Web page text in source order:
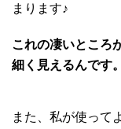
まります♪
これの凄いところ
細く見えるんです。
また、私が使って